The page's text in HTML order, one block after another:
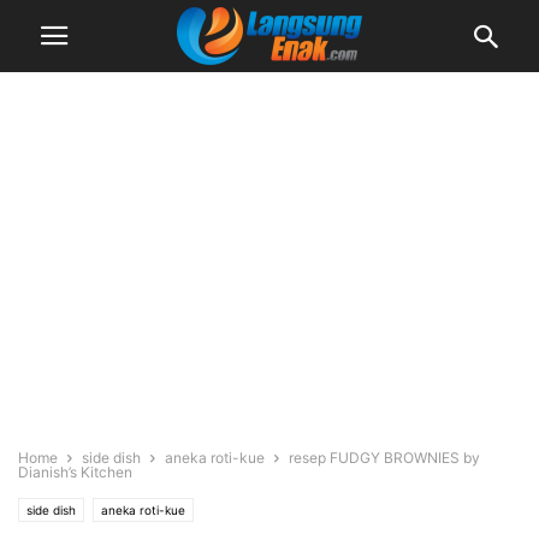
Home side dish aneka roti-kue
resep FUDGY BROWNIES by
Dianish’s Kitchen
side dish aneka roti-kue